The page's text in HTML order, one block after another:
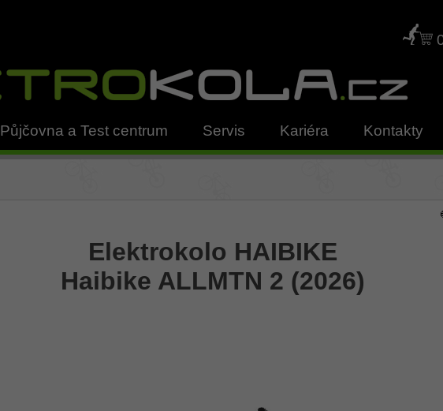
Půjčovna a Test centrum Servis Kariéra Kontakty
Elektrokolo HAIBIKE
Haibike ALLMTN 2 (2026)